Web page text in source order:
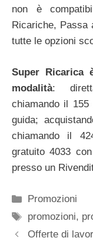
non è
Ricariche, Passa
tutte le opzioni
Super Ricarica
modalità:
chiamando il
guida;
chiamando il
gratuito 4033
presso un
Categorie
Promozioni
Tag
promozioni,
Offerte di